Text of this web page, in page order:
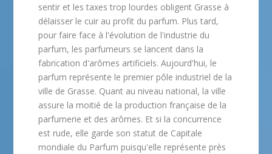
sentir et les taxes trop lourdes obligent Grasse à
délaisser le cuir au profit du parfum. Plus tard,
pour faire face à l'évolution de l'industrie du
parfum, les parfumeurs se lancent dans la
fabrication d'arômes artificiels. Aujourd'hui, le
parfum représente le premier pôle industriel de la
ville de Grasse. Quant au niveau national, la ville
assure la moitié de la production française de la
parfumerie et des arômes. Et si la concurrence
est rude, elle garde son statut de Capitale
mondiale du Parfum puisqu'elle représente près